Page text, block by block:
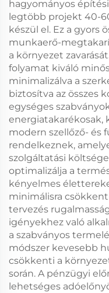
hagyományos
legtöbb projekt 40-
készül el. Ez a gyors
munkaerő-
a környezet
folyamat kiváló
minimalizálva a
biztosítva az összes
egységes
energiatakarékosak,
modern szellőző- és
rendelkeznek,
szolgáltatási
optimalizálja a
kényelmes
minimálisra
tervezés
igényekhez való
a szabványos
módszer kevesebb
csökkenti a
során. A pénzügyi
lehetséges